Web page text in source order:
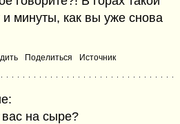
и минуты, как вы уже снова
Поделиться Источник
вас на сыре?